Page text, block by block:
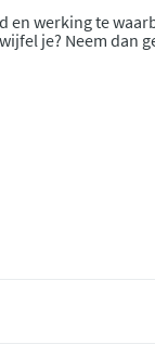
en werking te
je? Neem dan